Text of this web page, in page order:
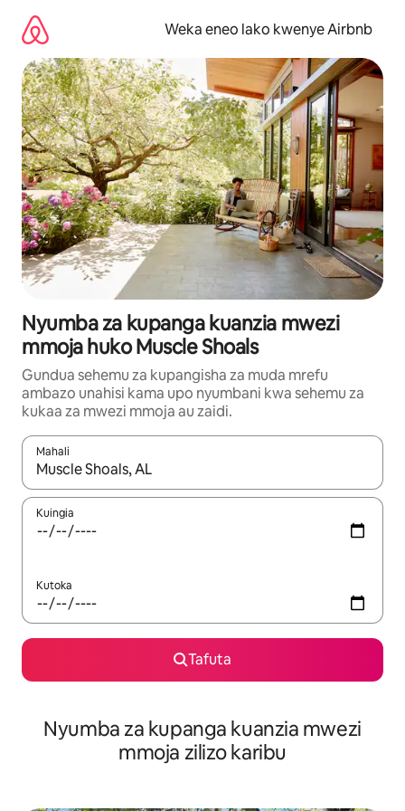
kwenda
kwenye
maudhui
Weka eneo lako kwenye Airbnb
Nyumba za kupanga kuanzia mwezi
mmoja huko Muscle Shoals
Gundua sehemu za kupangisha za muda mrefu
ambazo unahisi kama upo nyumbani kwa sehemu za
kukaa za mwezi mmoja au zaidi.
Mahali
Wakati matokeo yanapatikana, vinjari kwa kutumia vitufe vya
Kuingia
Kutoka
Tafuta
Nyumba za kupanga kuanzia mwezi
mmoja zilizo karibu